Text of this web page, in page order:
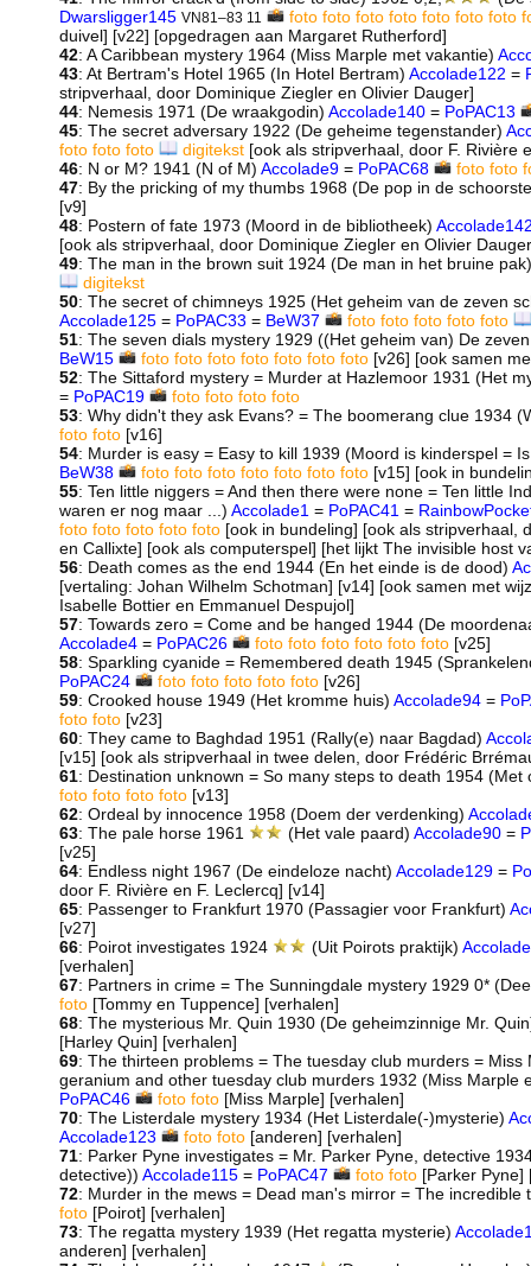
Dwarsligger145 VN81–83 11 foto foto foto foto foto foto foto
duivel] [v22] [opgedragen aan Margaret Rutherford]
42: A Caribbean mystery 1964 (Miss Marple met vakantie)
43: At Bertram's Hotel 1965 (In Hotel Bertram) Accolade122 =
stripverhaal, door Dominique Ziegler en Olivier Dauger]
44: Nemesis 1971 (De wraakgodin) Accolade140 = PoPAC13
45: The secret adversary 1922 (De geheime tegenstander)
foto foto foto digitekst [ook als stripverhaal, door F. Rivière
46: N or M? 1941 (N of M) Accolade9 = PoPAC68 foto foto
47: By the pricking of my thumbs 1968 (De pop in de
[v9]
48: Postern of fate 1973 (Moord in de bibliotheek)
[ook als stripverhaal, door Dominique Ziegler en Olivier
49: The man in the brown suit 1924 (De man in het bruine
digitekst
50: The secret of chimneys 1925 (Het geheim van de zeven
Accolade125 = PoPAC33 = BeW37 foto foto foto foto foto
51: The seven dials mystery 1929 ((Het geheim van) De
BeW15
foto foto foto foto foto foto foto[v26] [ook samen
52: The Sittaford mystery = Murder at Hazlemoor 1931 (Het
= PoPAC19 foto foto foto foto
53: Why didn't they ask Evans? = The boomerang clue 1934
foto foto [v16]
54: Murder is easy = Easy to kill 1939 (Moord is kinderspel =
BeW38
foto foto foto foto foto foto foto[v15] [ook in
55: Ten little niggers = And then there were none = Ten little
waren er nog maar ...) Accolade1 = PoPAC41 =
foto foto foto foto foto [ook in bundeling] [ook als stripverhaal,
en Callixte] [ook als computerspel] [het lijkt The invisible host
56: Death comes as the end 1944 (En het einde is de dood)
[vertaling: Johan Wilhelm Schotman] [v14] [ook samen met
Isabelle Bottier en Emmanuel Despujol]
57: Towards zero = Come and be hanged 1944 (De
Accolade4 = PoPAC26 foto foto foto foto foto foto[v25]
58: Sparkling cyanide = Remembered death 1945
PoPAC24
foto foto foto foto foto[v26]
59: Crooked house 1949 (Het kromme huis) Accolade94 =
foto foto [v23]
60: They came to Baghdad 1951 (Rally(e) naar Bagdad)
[v15] [ook als stripverhaal in twee delen, door Frédéric
61: Destination unknown = So many steps to death 1954
foto foto foto foto [v13]
62: Ordeal by innocence 1958 (Doem der verdenking)
63: The pale horse 1961 (Het vale paard) Accolade90=
[v25]
64: Endless night 1967 (De eindeloze nacht) Accolade129 =
door F. Rivière en F. Leclercq] [v14]
65: Passenger to Frankfurt 1970 (Passagier voor Frankfurt)
[v27]
66: Poirot investigates 1924 (Uit Poirots praktijk)
[verhalen]
67: Partners in crime = The Sunningdale mystery 1929 0*
foto [Tommy en Tuppence] [verhalen]
68: The mysterious Mr. Quin 1930 (De geheimzinnige Mr.
[Harley Quin] [verhalen]
69: The thirteen problems = The tuesday club murders =
geranium and other tuesday club murders 1932 (Miss Marple
PoPAC46
foto foto[Miss Marple] [verhalen]
70: The Listerdale mystery 1934 (Het Listerdale(-)mysterie)
Accolade123
foto foto[anderen] [verhalen]
71: Parker Pyne investigates = Mr. Parker Pyne, detective
detective)) Accolade115 = PoPAC47 foto foto[Parker Pyne]
72: Murder in the mews = Dead man's mirror = The
foto [Poirot] [verhalen]
73: The regatta mystery 1939 (Het regatta mysterie)
anderen] [verhalen]